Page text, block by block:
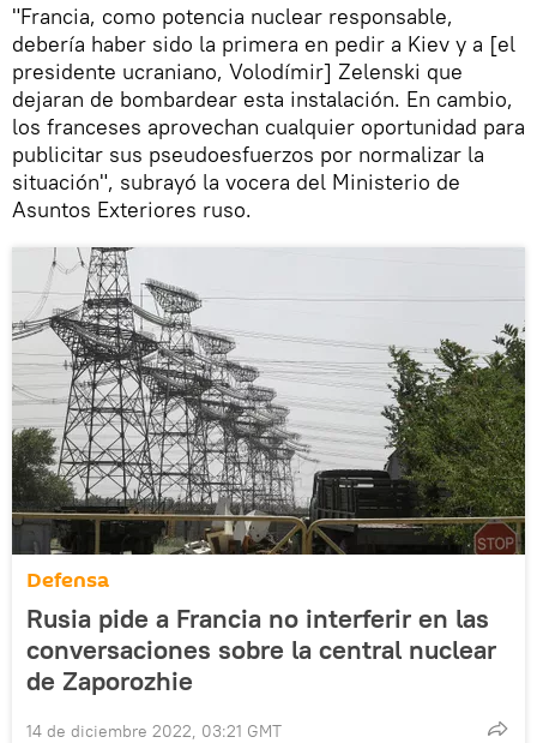
"Francia, como potencia nuclear responsable,
debería haber sido la primera en pedir a Kiev y a [el
presidente ucraniano, Volodímir] Zelenski que
dejaran de bombardear esta instalación. En cambio,
los franceses aprovechan cualquier oportunidad para
publicitar sus pseudoesfuerzos por normalizar la
situación", subrayó la vocera del Ministerio de
Asuntos Exteriores ruso.
Defensa
Rusia pide a Francia no interferir en las
conversaciones sobre la central nuclear
de Zaporozhie
14 de diciembre 2022, 03:21 GMT